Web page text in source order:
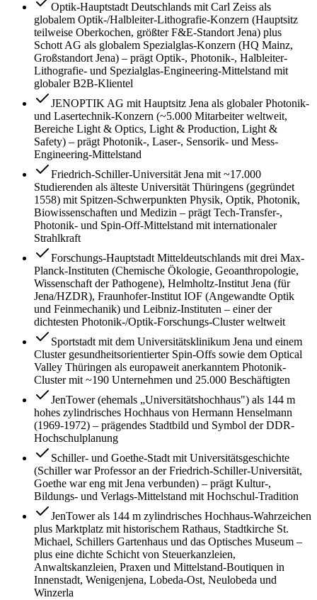
Optik-Hauptstadt Deutschlands mit Carl Zeiss als
globalem Optik-/Halbleiter-Lithografie-Konzern (Hauptsitz
teilweise Oberkochen, größter F&E-Standort Jena) plus
Schott AG als globalem Spezialglas-Konzern (HQ Mainz,
Großstandort Jena) – prägt Optik-, Photonik-, Halbleiter-
Lithografie- und Spezialglas-Engineering-Mittelstand mit
globaler B2B-Klientel
JENOPTIK AG mit Hauptsitz Jena als globaler Photonik-
und Lasertechnik-Konzern (~5.000 Mitarbeiter weltweit,
Bereiche Light & Optics, Light & Production, Light &
Safety) – prägt Photonik-, Laser-, Sensorik- und Mess-
Engineering-Mittelstand
Friedrich-Schiller-Universität Jena mit ~17.000
Studierenden als älteste Universität Thüringens (gegründet
1558) mit Spitzen-Schwerpunkten Physik, Optik, Photonik,
Biowissenschaften und Medizin – prägt Tech-Transfer-,
Photonik- und Spin-Off-Mittelstand mit internationaler
Strahlkraft
Forschungs-Hauptstadt Mitteldeutschlands mit drei Max-
Planck-Instituten (Chemische Ökologie, Geoanthropologie,
Wissenschaft der Pathogene), Helmholtz-Institut Jena (für
Jena/HZDR), Fraunhofer-Institut IOF (Angewandte Optik
und Feinmechanik) und Leibniz-Instituten – einer der
dichtesten Photonik-/Optik-Forschungs-Cluster weltweit
Sportstadt mit dem Universitätsklinikum Jena und einem
Cluster gesundheitsorientierter Spin-Offs sowie dem Optical
Valley Thüringen als europaweit anerkanntem Photonik-
Cluster mit ~190 Unternehmen und 25.000 Beschäftigten
JenTower (ehemals „Universitätshochhaus") als 144 m
hohes zylindrisches Hochhaus von Hermann Henselmann
(1969-1972) – prägendes Stadtbild und Symbol der DDR-
Hochschulplanung
Schiller- und Goethe-Stadt mit Universitätsgeschichte
(Schiller war Professor an der Friedrich-Schiller-Universität,
Goethe war eng mit Jena verbunden) – prägt Kultur-,
Bildungs- und Verlags-Mittelstand mit Hochschul-Tradition
JenTower als 144 m zylindrisches Hochhaus-Wahrzeichen
plus Marktplatz mit historischem Rathaus, Stadtkirche St.
Michael, Schillers Gartenhaus und das Optisches Museum –
plus eine dichte Schicht von Steuerkanzleien,
Anwaltskanzleien, Praxen und Mittelstand-Boutiquen in
Innenstadt, Wenigenjena, Lobeda-Ost, Neulobeda und
Winzerla